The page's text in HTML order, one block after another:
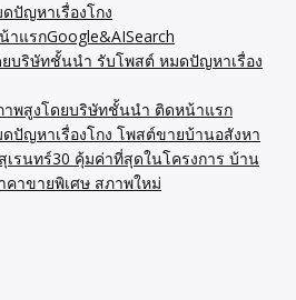
ปัญหาเรื่องโกง
แรกGoogle&AISearch
ยบริษัทชั้นนำ รับโพสต์ หมดปัญหาเรื่อง
พสูงโดยบริษัทชั้นนำ ติดหน้าแรก
ปัญหาเรื่องโกง โพสต์ขายบ้านอสังหา
เรนทร์30 คุ้มค่าที่สุดในโครงการ บ้าน
าขายพิเศษ สภาพใหม่